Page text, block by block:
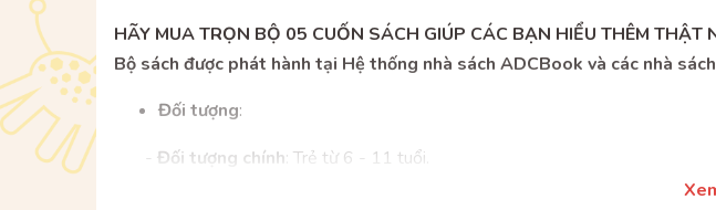
HÃY MUA TRỌN BỘ 05 CUỐN SÁCH GIÚP CÁC BẠN HIỂU THÊM THẬT
Bộ sách được phát hành tại Hệ thống nhà sách ADCBook và các nhà
Đối tượng:
- Đối tượng chính: Trẻ từ 6 - 11 tuổi.